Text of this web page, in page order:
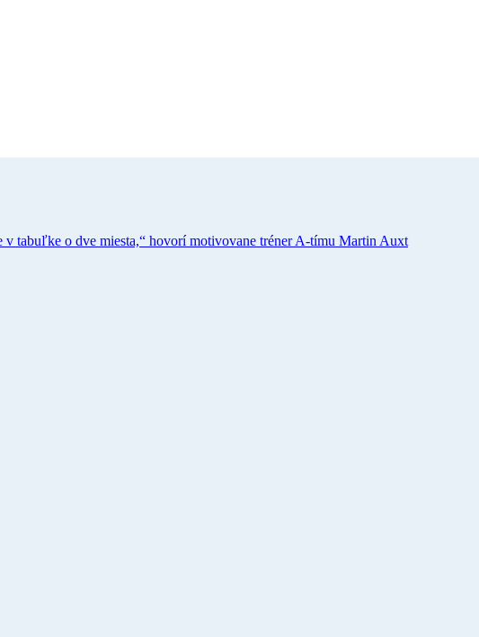
v tabuľke o dve miesta,“ hovorí motivovane tréner A-tímu Martin Auxt